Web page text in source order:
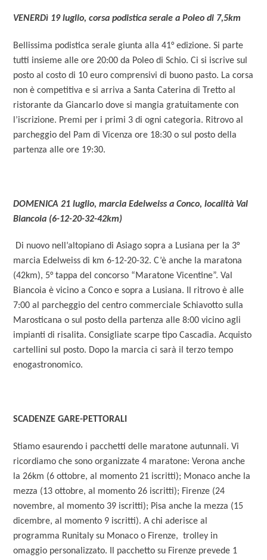
VENERDì 19 luglio, corsa podistica serale a Poleo di 7,5km
Bellissima podistica serale giunta alla 41° edizione. Si parte
tutti insieme alle ore 20:00 da Poleo di Schio. Ci si iscrive sul
posto al costo di 10 euro comprensivi di buono pasto. La corsa
non è competitiva e si arriva a Santa Caterina di Tretto al
ristorante da Giancarlo dove si mangia gratuitamente con
l’iscrizione. Premi per i primi 3 di ogni categoria. Ritrovo al
parcheggio del Pam di Vicenza ore 18:30 o sul posto della
partenza alle ore 19:30.
DOMENICA 21 luglio, marcia Edelweiss a Conco, località Val
Biancoia (6-12-20-32-42km)
Di nuovo nell’altopiano di Asiago sopra a Lusiana per la 3°
marcia Edelweiss di km 6-12-20-32. C’è anche la maratona
(42km), 5° tappa del concorso “Maratone Vicentine”. Val
Biancoia è vicino a Conco e sopra a Lusiana. Il ritrovo è alle
7:00 al parcheggio del centro commerciale Schiavotto sulla
Marosticana o sul posto della partenza alle 8:00 vicino agli
impianti di risalita. Consigliate scarpe tipo Cascadia. Acquisto
cartellini sul posto. Dopo la marcia ci sarà il terzo tempo
enogastronomico.
SCADENZE GARE-PETTORALI
Stiamo esaurendo i pacchetti delle maratone autunnali. Vi
ricordiamo che sono organizzate 4 maratone: Verona anche
la 26km (6 ottobre, al momento 21 iscritti); Monaco anche la
mezza (13 ottobre, al momento 26 iscritti); Firenze (24
novembre, al momento 39 iscritti); Pisa anche la mezza (15
dicembre, al momento 9 iscritti). A chi aderisce al
programma Runitaly su Monaco o Firenze, trolley in
omaggio personalizzato. Il pacchetto su Firenze prevede 1